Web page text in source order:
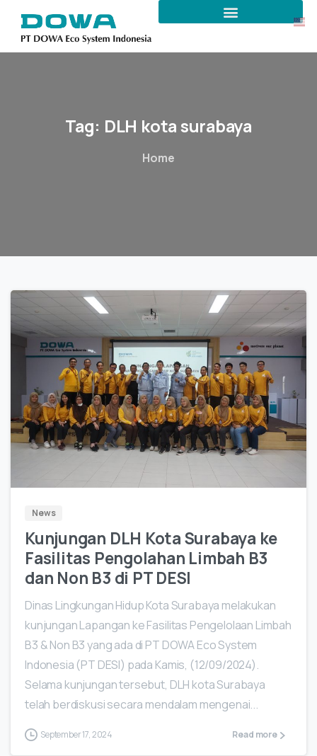
Tag: DLH kotasurabaya
Home
News
Kunjungan DLH Kota Surabaya ke
Fasilitas Pengolahan Limbah B3
dan Non B3 di PT DESI
Dinas Lingkungan Hidup Kota Surabaya melakukan
kunjungan Lapangan ke Fasilitas Pengelolaan Limbah
B3 & Non B3 yang ada di PT DOWA Eco System
Indonesia (PT DESI) pada Kamis, (12/09/2024).
Selama kunjungan tersebut, DLH kota Surabaya
telah berdiskusi secara mendalam mengenai...
September 17, 2024 Read more